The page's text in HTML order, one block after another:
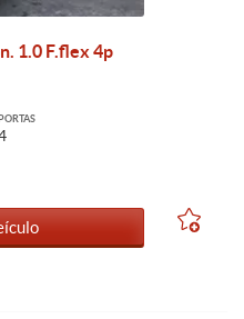
1.0 F.flex 4p
PORTAS